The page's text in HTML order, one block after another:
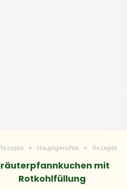
Hauptgerichte Rezepte
mit
Rotkohlfüllung